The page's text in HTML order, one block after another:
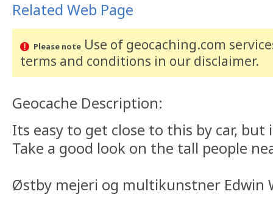
Related Web Page
Please noteUse of geocaching.com
terms and conditions in our disclaimer.
Geocache Description:
Its easy to get close to this by car, but
Take a good look on the tall people
Østby mejeri og multikunstner Edwin